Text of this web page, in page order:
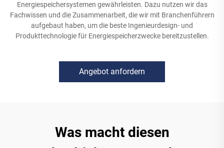
Energiespeichersystemen gewährleisten. Dazu nutzen wir das
Fachwissen und die Zusammenarbeit, die wir mit Branchenführern
aufgebaut haben, um die beste Ingenieurdesign- und
Produkttechnologie für Energiespeicherzwecke bereitzustellen.
Angebot anfordern
Was macht diesen